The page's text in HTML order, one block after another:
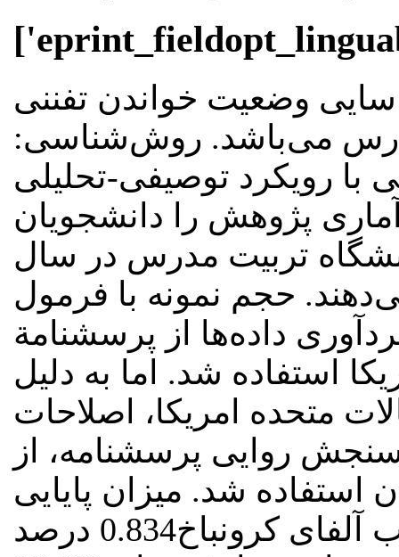
وضعیت خواندن تفننی
می‌باشد. روش‌شناسی‌:
رویکرد توصیفی‌-‌تحلیلی
پژوهش را دانشجویان
تربیت ‌مدرس در سال
می‌دهند. حجم نمونه با فرمول
گردآوری داده‌ها از پرسشنامة
استفاده شد. اما به دلیل
متحده امریکا، اصلاحات
روایی پرسشنامه، از
شد. میزان پایایی
پرسشنامه با استفاده از ضریب آلفای کرونباخ‌‌0.834 درصد